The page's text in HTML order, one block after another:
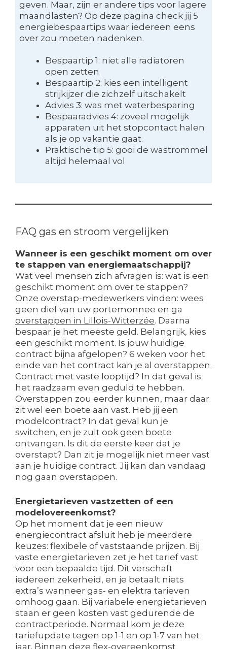
geven. Maar, zijn er andere tips voor lagere
maandlasten? Op deze pagina check jij 5
energiebespaartips waar iedereen eens
over zou moeten nadenken.
Bespaartip 1: niet alle radiatoren
open zetten
Bespaartip 2: kies een intelligent
strijkijzer die zichzelf uitschakelt
Advies 3: was met waterbesparing
Bespaaradvies 4: zoveel mogelijk
apparaten uit het stopcontact halen
als je op vakantie gaat.
Praktische tip 5: gooi de wastrommel
altijd helemaal vol
FAQ gas en stroom vergelijken
Wanneer is een geschikt moment om over
te stappen van energiemaatschappij?
Wat veel mensen zich afvragen is: wat is een
geschikt moment om over te stappen?
Onze overstap-medewerkers vinden: wees
geen dief van uw portemonnee en ga
overstappen in Lillois-Witterzée. Daarna
bespaar je het meeste geld. Belangrijk, kies
een geschikt moment. Is jouw huidige
contract bijna afgelopen? 6 weken voor het
einde van het contract kan je al overstappen.
Contract met vaste looptijd? In dat geval is
het raadzaam even geduld te hebben.
Overstappen zou eerder kunnen, maar daar
zit wel een boete aan vast. Heb jij een
modelcontract? In dat geval kun je
switchen, en je zult ook geen boete
ontvangen. Is dit de eerste keer dat je
overstapt? Dan zit je mogelijk niet meer vast
aan je huidige contract. Jij kan dan vandaag
nog gaan overstappen.
Energietarieven vastzetten of een
modelovereenkomst?
Op het moment dat je een nieuw
energiecontract afsluit heb je meerdere
keuzes: flexibele of vaststaande prijzen. Bij
vaste energietarieven zet je het tarief vast
voor een bepaalde tijd. Dit verschaft
iedereen zekerheid, en je betaalt niets
extra’s wanneer gas- en elektra tarieven
omhoog gaan. Bij variabele energietarieven
staan er geen kosten vast gedurende de
contractperiode. Normaal kom je deze
tariefupdate tegen op 1-1 en op 1-7 van het
jaar. Binnen deze flex-overeenkomst